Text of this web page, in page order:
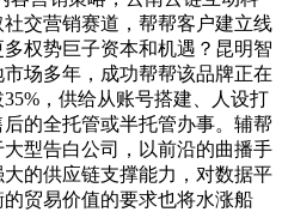
交营销赛道，帮帮客户建立线
多权势巨子资本和机遇？昆明智
场多年，成功帮帮该品牌正在
，供给从账号搭建、人设打
的全托管或半托管办事。辅帮
型告白公司，以前沿的曲播手
的供应链支撑能力，对数据平
贸易价值的要求也将水涨船